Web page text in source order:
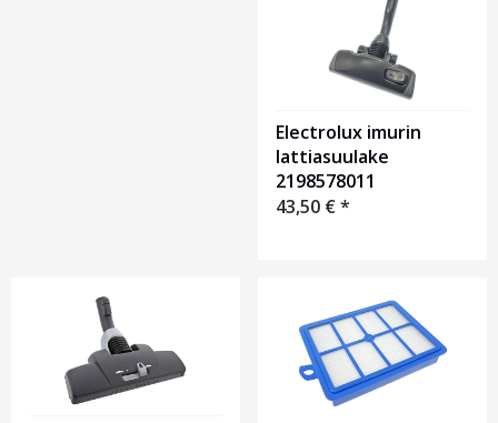
Electrolux imurin
lattiasuulake
2198578011
43,50 €*